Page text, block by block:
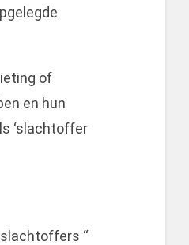
of
en hun
‘slachtoffer
“